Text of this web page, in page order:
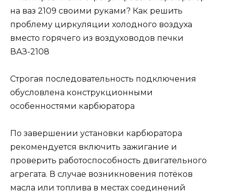
Строгая последовательность подключения
обусловлена конструкционными
особенностями карбюратора
По завершении установки карбюратора
рекомендуется включить зажигание и
проверить работоспособность двигательного
агрегата. В случае возникновения потёков
масла или топлива в местах соединений